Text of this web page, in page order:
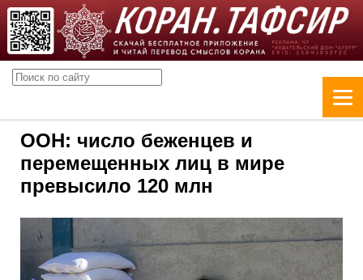
ООН: число беженцев и
перемещенных лиц в мире
превысило 120 млн